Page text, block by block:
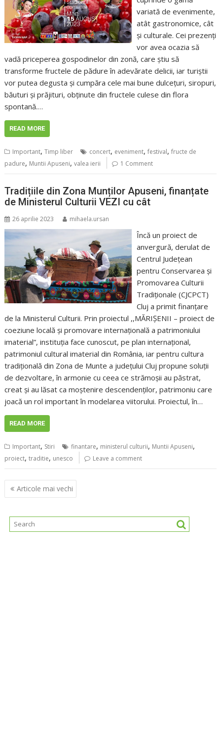
variată de evenimente,
atât gastronomice, cât
și culturale. Cei prezenți
vor avea ocazia să
vadă priceperea gospodinelor din zonă, care știu să
transforme fructele de pădure în adevărate delicii, iar turiștii
vor putea degusta și cumpăra cele mai bune dulcețuri, siropuri,
băuturi și prăjituri, obținute din fructele culese din flora
spontană.…
READ MORE
Important,Timp liber concert, eveniment,festival,fructe de
padure, Muntii Apuseni,valea ierii 1 Comment
Tradițiile din Zona Munților Apuseni, finanțate
de Ministerul Culturii VEZI cu cât
26 aprilie 2023 mihaela.ursan
Încă un proiect de
anvergură, derulat de
Centrul Judeţean
pentru Conservarea şi
Promovarea Culturii
Tradiţionale (CJCPCT)
Cluj a primit finanțare
de la Ministerul Culturii. Prin proiectul ,,MĂRIȘENII – proiect de
coeziune locală și promovare internațională a patrimoniului
imaterial”, instituția face cunoscut, pe plan internațional,
patrimoniul cultural imaterial din România, iar pentru cultura
tradițională din Zona de Munte a județului Cluj propune soluții
de dezvoltare, în armonie cu ceea ce strămoșii au păstrat,
creat și au lăsat ca moștenire descendenților, patrimoniu care
joacă un rol important în modelarea viitorului. Proiectul, în…
READ MORE
Important, Stiri finantare, ministerul culturii, Muntii Apuseni,
proiect,traditie, unesco Leave a comment
Navigare
în
Articole mai vechi